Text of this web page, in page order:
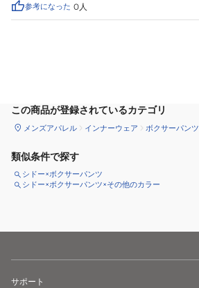
参考になった 0 人
この商品が登録されているカテゴリ
メンズアパレル インナーウェア ボクサーパンツ
類似条件で探す
シドー×ボクサーパンツ
シドー×ボクサーパンツ×その他のカラー
サポート